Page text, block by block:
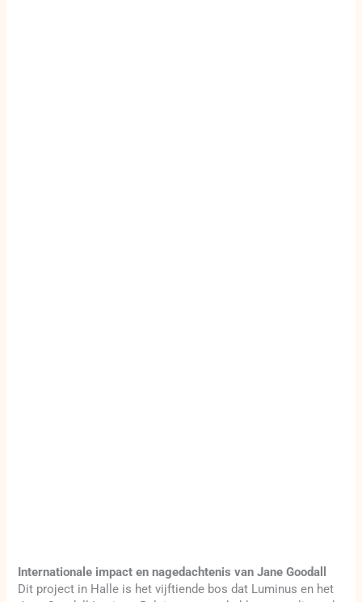
Internationale impact en nagedachtenis van Jane Goodall
Dit project in Halle is het vijftiende bos dat Luminus en het